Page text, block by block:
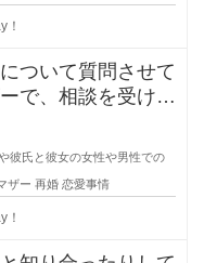
！
ついて質問させて
で、相談を受けた
んの
彼氏と彼女の女性や男性での
ザー 再婚 恋愛事情
！